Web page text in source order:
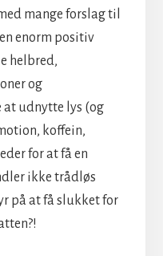
mange forslag til
enorm positiv
helbred,
og
udnytte lys (og
koffein,
for at få en
ikke trådløs
på at få slukket for